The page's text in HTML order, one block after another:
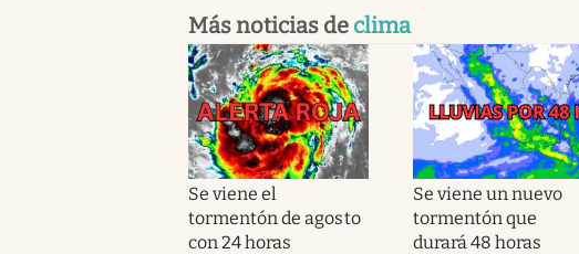
Más noticias de clima
Se viene el
tormentón de agosto
con 24 horas
Se viene un nuevo
tormentón que
durará 48 horas